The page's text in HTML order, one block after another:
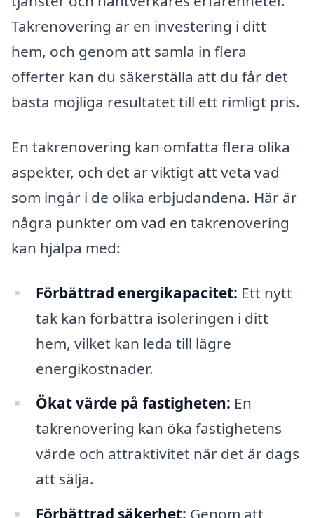
Takrenovering är en investering i ditt
hem, och genom att samla in flera
offerter kan du säkerställa att du får det
bästa möjliga resultatet till ett rimligt pris.
En takrenovering kan omfatta flera olika
aspekter, och det är viktigt att veta vad
som ingår i de olika erbjudandena. Här är
några punkter om vad en takrenovering
kan hjälpa med:
Förbättrad energikapacitet: Ett nytt
tak kan förbättra isoleringen i ditt
hem, vilket kan leda till lägre
energikostnader.
Ökat värde på fastigheten: En
takrenovering kan öka fastighetens
värde och attraktivitet när det är dags
att sälja.
Förbättrad säkerhet: Genom att